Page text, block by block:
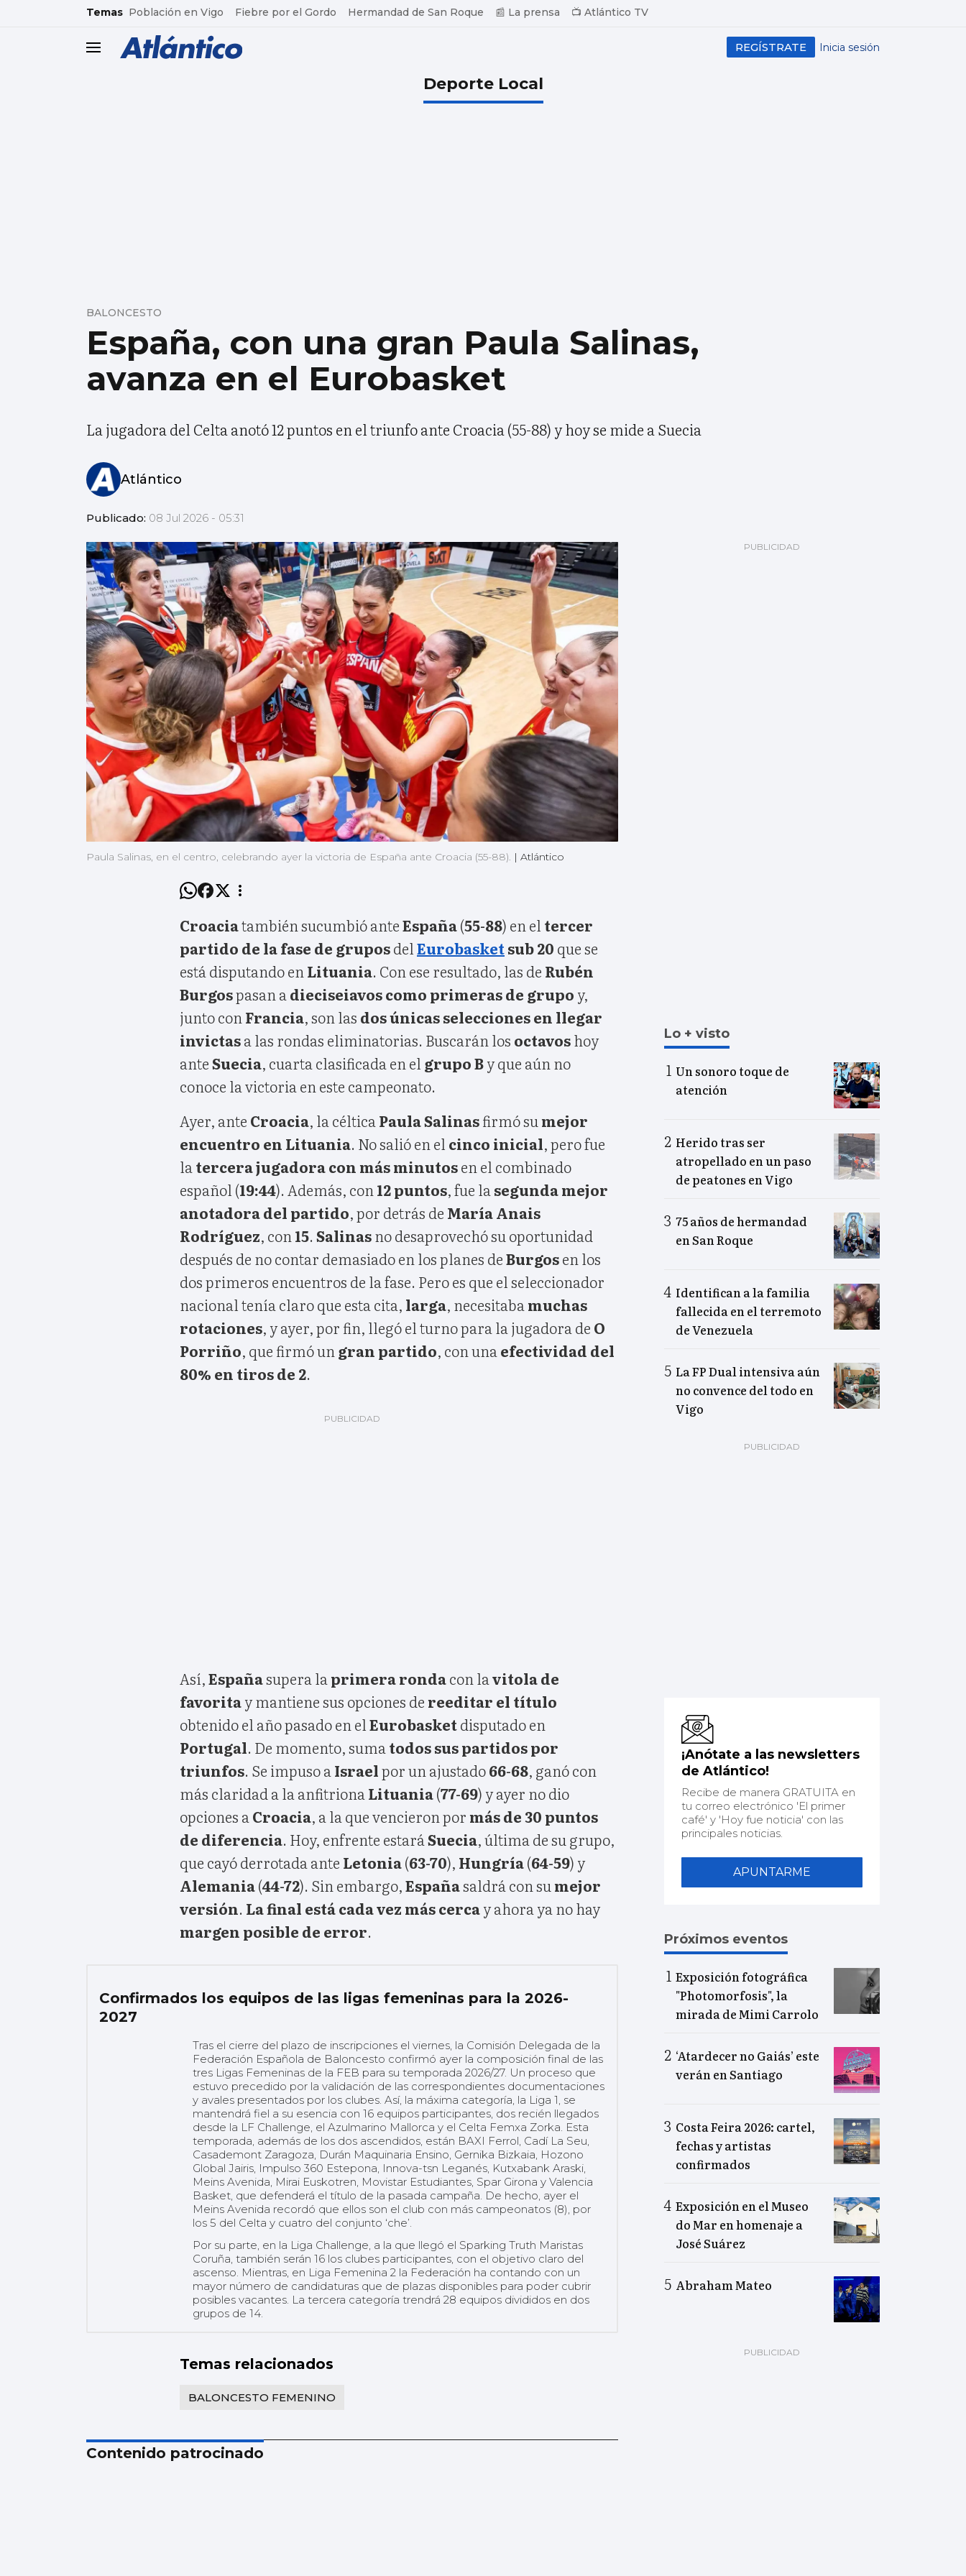
common.go-to-content
Temas Población en Vigo Fiebre por el Gordo Hermandad de San Roque 📰 La prensa 📺 Atlántico TV
header.menu.open Inicia sesión
REGÍSTRATE
Deporte Local
España, con una gran Paula Salinas,
avanza en el Eurobasket
BALONCESTO
La jugadora del Celta anotó 12 puntos en el triunfo ante Croacia (55-88) y hoy se mide a Suecia
Atlántico
Publicado: 08 Jul 2026 - 05:31
Paula Salinas, en el centro, celebrando ayer la victoria de España ante Croacia (55-88). | Atlántico
Croaciatambién sucumbió anteEspaña(55-88) en el tercer
partido de la fase de gruposdel Eurobasketsub 20 que se
está disputando en Lituania. Con ese resultado, las de Rubén
Burgospasan a dieciseiavos como primeras de grupo y,
junto con Francia, son las dos únicas selecciones en llegar
invictasa las rondas eliminatorias. Buscarán los octavoshoy
anteSuecia, cuarta clasificada en el grupo By que aún no
conoce la victoria en este campeonato.
Ayer, ante Croacia, la céltica Paula Salinasfirmó su mejor
encuentro en Lituania. No salió en el cinco inicial, pero fue
la tercera jugadora con más minutosen el combinado
español (19:44). Además, con 12 puntos, fue la segunda mejor
anotadora del partido, por detrás de María Anais
Rodríguez, con 15.Salinasno desaprovechó su oportunidad
después de no contar demasiado en los planes deBurgosen los
dos primeros encuentros de la fase. Pero es que el seleccionador
nacional tenía claro que esta cita, larga, necesitaba muchas
rotaciones, y ayer, por fin, llegó el turno para la jugadora de O
Porriño, que firmó un gran partido, con una efectividad del
80% en tiros de 2.
Así,Españasupera la primera rondacon la vitola de
favoritay mantiene sus opciones de reeditar el título
obtenido el año pasado en el Eurobasketdisputado en
Portugal. De momento, suma todos sus partidos por
triunfos. Se impuso a Israelpor un ajustado66-68, ganó con
más claridad a la anfitriona Lituania(77-69) y ayer no dio
opciones a Croacia, a la que vencieron por más de 30 puntos
de diferencia. Hoy, enfrente estará Suecia, última de su grupo,
que cayó derrotada ante Letonia(63-70), Hungría(64-59) y
Alemania(44-72). Sin embargo,Españasaldrá con su mejor
versión. La final está cada vez más cercay ahora ya no hay
margen posible de error.
Confirmados los equipos de las ligas femeninas para la 2026-
2027
Tras el cierre del plazo de inscripciones el viernes, la Comisión Delegada de la
Federación Española de Baloncesto confirmó ayer la composición final de las
tres Ligas Femeninas de la FEB para su temporada 2026/27. Un proceso que
estuvo precedido por la validación de las correspondientes documentaciones
y avales presentados por los clubes. Así, la máxima categoría, la Liga 1, se
mantendrá fiel a su esencia con 16 equipos participantes, dos recién llegados
desde la LF Challenge, el Azulmarino Mallorca y el Celta Femxa Zorka. Esta
temporada, además de los dos ascendidos, están BAXI Ferrol, Cadí La Seu,
Casademont Zaragoza, Durán Maquinaria Ensino, Gernika Bizkaia, Hozono
Global Jairis, Impulso 360 Estepona, Innova-tsn Leganés, Kutxabank Araski,
Meins Avenida, Mirai Euskotren, Movistar Estudiantes, Spar Girona y Valencia
Basket, que defenderá el título de la pasada campaña. De hecho, ayer el
Meins Avenida recordó que ellos son el club con más campeonatos (8), por
los 5 del Celta y cuatro del conjunto ‘che’.
Por su parte, en la Liga Challenge, a la que llegó el Sparking Truth Maristas
Coruña, también serán 16 los clubes participantes, con el objetivo claro del
ascenso. Mientras, en Liga Femenina 2 la Federación ha contando con un
mayor número de candidaturas que de plazas disponibles para poder cubrir
posibles vacantes. La tercera categoría trendrá 28 equipos divididos en dos
grupos de 14.
Temas relacionados
BALONCESTO FEMENINO
Contenido patrocinado
Lo + visto
Un sonoro toque de
atención
Herido tras ser
atropellado en un paso
de peatones en Vigo
75 años de hermandad
en San Roque
Identifican a la familia
fallecida en el terremoto
de Venezuela
La FP Dual intensiva aún
no convence del todo en
Vigo
¡Anótate a las newsletters
de Atlántico!
Recibe de manera GRATUITA en
tu correo electrónico 'El primer
café' y 'Hoy fue noticia' con las
principales noticias.
APUNTARME
Próximos eventos
Exposición fotográfica
"Photomorfosis", la
mirada de Mimi Carrolo
‘Atardecer no Gaiás’ este
verán en Santiago
Costa Feira 2026: cartel,
fechas y artistas
confirmados
Exposición en el Museo
do Mar en homenaje a
José Suárez
Abraham Mateo